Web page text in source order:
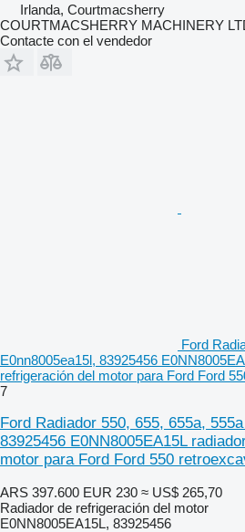
Irlanda, Courtmacsherry
COURTMACSHERRY MACHINERY
Contacte con el vendedor
Ford
E0nn8005ea15l, 83925456
refrigeración del motor para Ford Ford
7
Ford Radiador 550, 655, 655a,
83925456 E0NN8005EA15L
motor para Ford Ford 550
ARS 397.600 EUR 230 ≈ US$ 265,70
Radiador de refrigeración del motor
E0NN8005EA15L, 83925456